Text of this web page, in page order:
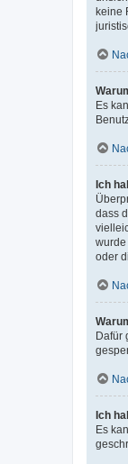
keine
Es
Ich
dass
wurde
oder
Dafür
Ich
Es